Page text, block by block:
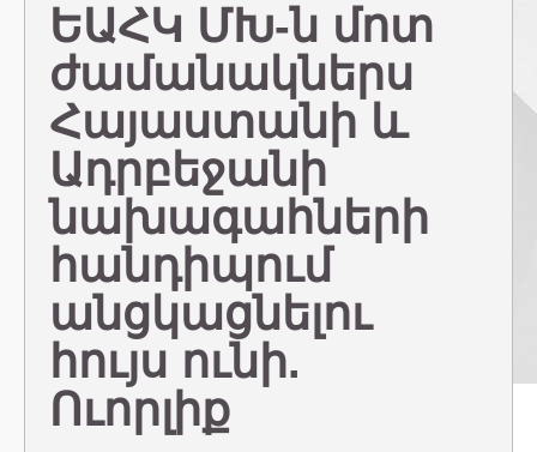
ԵԱՀԿ ՄԽ-ն մոտ
ժամանակներս
Հայաստանի և
Ադրբեջանի
նախագահների
հանդիպում
անցկացնելու
հույս ունի.
Ուորլիք